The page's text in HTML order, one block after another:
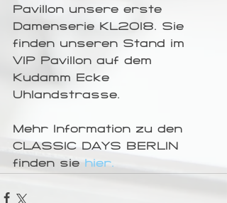
Pavillon unsere erste
Damenserie KL2018. Sie
finden unseren Stand im
VIP Pavillon auf dem
Kudamm Ecke
Uhlandstrasse.
Mehr Information zu den
CLASSIC DAYS BERLIN
finden sie hier.